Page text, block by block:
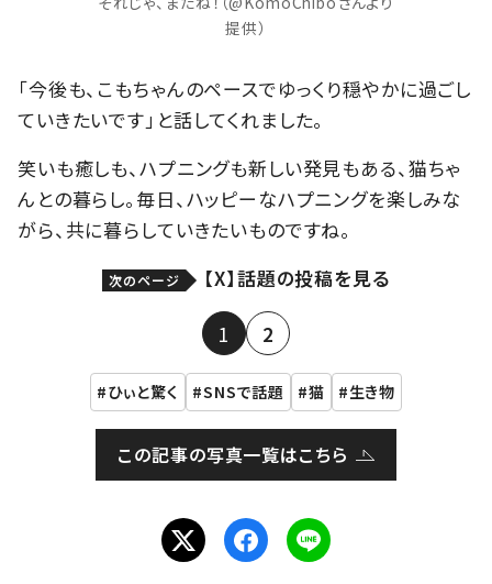
提供）
「今後も、こもちゃんのペースでゆっくり穏やかに過ごし
ていきたいです」と話してくれました。
笑いも癒しも、ハプニングも新しい発見もある、猫ちゃ
んとの暮らし。毎日、ハッピーなハプニングを楽しみな
がら、共に暮らしていきたいものですね。
次のページ 【X】話題の投稿を見る
1 2
ひぃと驚く SNSで話題 猫 生き物
この記事の写真一覧はこちら